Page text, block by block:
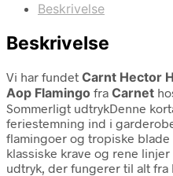
Beskrivelse
Beskrivelse
Vi har fundet Carnt Hector
Aop Flamingo fra Carnet
Sommerligt udtrykDenne
feriestemning ind i
flamingoer og tropiske blade
klassiske krave og rene
udtryk, der fungerer til alt fra